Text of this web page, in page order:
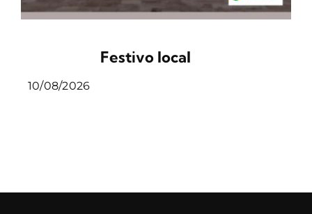
Festivo local
10/08/2026